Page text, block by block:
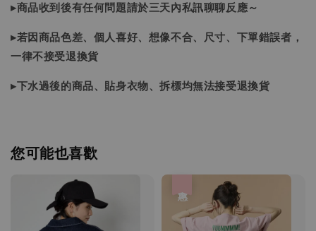
▸商品收到後有任何問題請於三天內私訊聊聊反應～
▸若因商品色差、個人喜好、想像不合、尺寸、下單錯誤者，
一律不接受退換貨
▸下水過後的商品、貼身衣物、拆標均無法接受退換貨
您可能也喜歡